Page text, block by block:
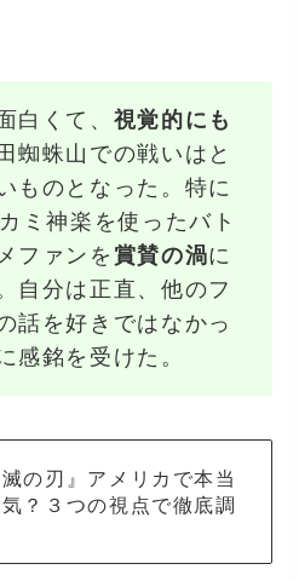
白くて、 視覚的にも
蜘蛛山での戦いはと
ものとなった。特に
ミ神楽を使ったバト
ファンを 賞賛の渦に
自分は正直、他のフ
話を好きではなかっ
感銘を受けた。
滅の刃』アメリカで本当
？３つの視点で徹底調